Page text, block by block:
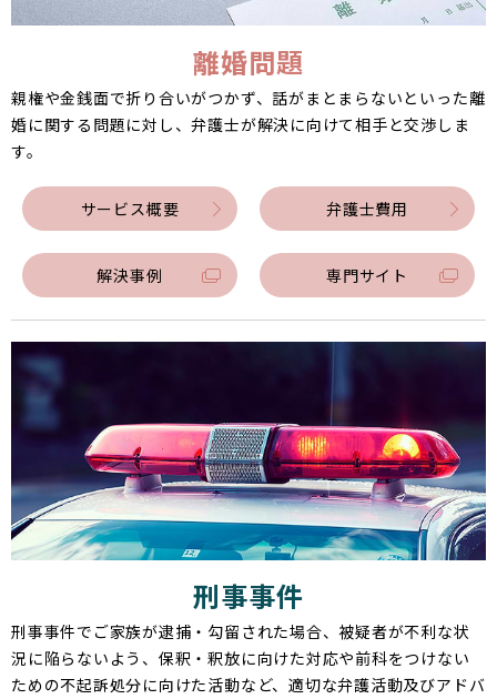
離婚問題
親権や金銭面で折り合いがつかず、話がまとまらないといった離
婚に関する問題に対し、弁護士が解決に向けて相手と交渉しま
す。
サービス概要 弁護士費用
解決事例 専門サイト
刑事事件
刑事事件でご家族が逮捕・勾留された場合、被疑者が不利な状
況に陥らないよう、保釈・釈放に向けた対応や前科をつけない
ための不起訴処分に向けた活動など、適切な弁護活動及びアドバ